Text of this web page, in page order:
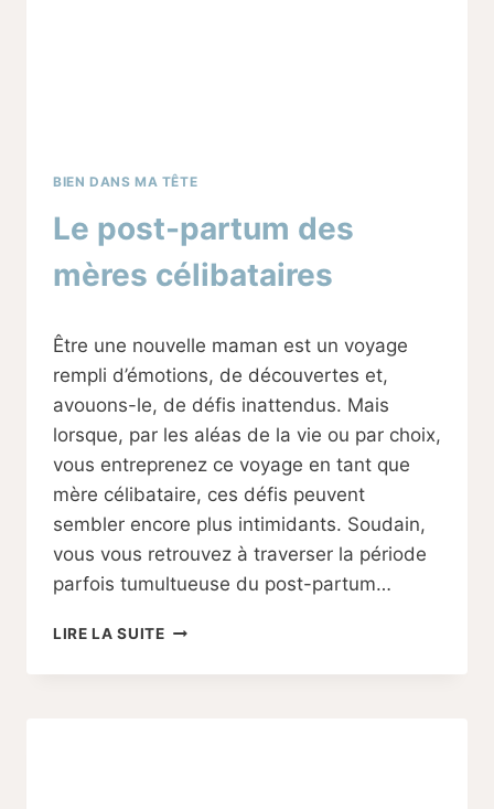
BIEN DANS MA TÊTE
Le post-partum des
mères célibataires
Sabine
Être une nouvelle maman est un voyage
rempli d’émotions, de découvertes et,
avouons-le, de défis inattendus. Mais
lorsque, par les aléas de la vie ou par choix,
vous entreprenez ce voyage en tant que
mère célibataire, ces défis peuvent
sembler encore plus intimidants. Soudain,
vous vous retrouvez à traverser la période
parfois tumultueuse du post-partum…
LIRE LA SUITELE
PARTUM